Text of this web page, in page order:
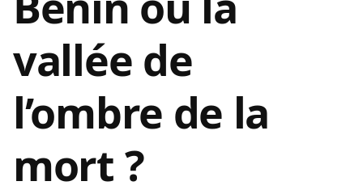
vallée de
l’ombre de la
mort ?